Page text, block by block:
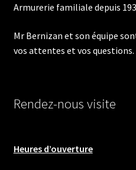
Armurerie familiale depuis
Mr Bernizan et son équipe
vos attentes et vos questions.
Rendez-nous visite
Heures d’ouverture